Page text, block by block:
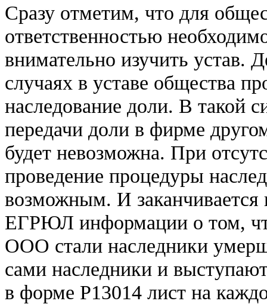
Сразу отметим, что для
ответственностью
внимательно изучить устав.
случаях в уставе общества
наследование доли. В такой
передачи доли в фирме
будет невозможна. При
проведение процедуры
возможным. И заканчивается
ЕГРЮЛ информации о том,
ООО стали наследники
сами наследники и
в форме Р13014 лист на